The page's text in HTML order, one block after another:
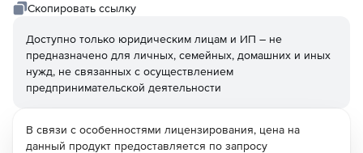
Скопировать ссылку
Доступно только юридическим лицам и ИП – не
предназначено для личных, семейных, домашних и иных
нужд, не связанных с осуществлением
предпринимательской деятельности
В связи с особенностями лицензирования, цена на
данный продукт предоставляется по запросу